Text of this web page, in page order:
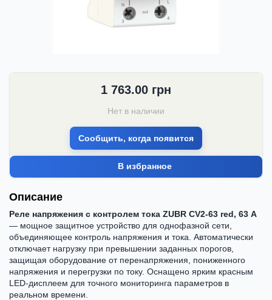
1 763.00 грн
Нет в наличии
Сообщить, когда появится
В избранное
Описание
Реле напряжения с контролем тока ZUBR CV2-63 red, 63 А
— мощное защитное устройство для однофазной сети,
объединяющее контроль напряжения и тока. Автоматически
отключает нагрузку при превышении заданных порогов,
защищая оборудование от перенапряжения, пониженного
напряжения и перегрузки по току. Оснащено ярким красным
LED-дисплеем для точного мониторинга параметров в
реальном времени.